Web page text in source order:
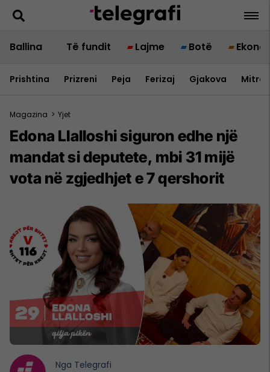
Ballina Të fundit Lajme Botë
Prishtina Prizreni Peja Ferizaj Gjakova
Magazina > Yjet
Edona Llalloshi siguron edhe një
mandat si deputete, mbi 31 mijë
vota në zgjedhjet e 7 qershorit
Nga Telegrafi